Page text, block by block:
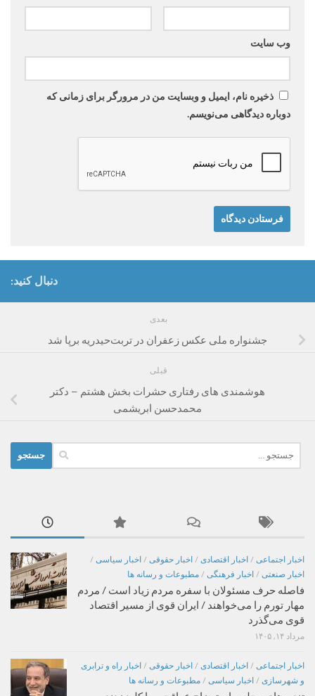
وب‌ سایت
ذخیره نام، ایمیل و وبسایت من در مرورگر برای زمانی که
دوباره دیدگاهی می‌نویسم.
دنبال کنید:
بعدی
جشنواره ملی عکس زعفران در تربت‌حیدریه برپا شد
قبلی
هوشمندی ‌های رفتاری حشرات بخش هشتم – دکتر
محمدحسن ابریشمى
برای:
اخبار اجتماعی / اخبار اقتصادی / اخبار حقوقی / اخبار سیاسی /
اخبار صنعتی / اخبار فرهنگی / مطبوعات و رسانه ها
فاصله حرف مسئولان با سفره مردم زیاد است / مردم
مهار تورم را می‌خواهند / ایران قوی از مسیر اقتصاد
قوی می‌گذرد
مرداد ۱۴, ۱۴۰۵
اخبار اجتماعی / اخبار اقتصادی / اخبار حقوقی / اخبار راه و ترابری
و شهرسازی / اخبار سیاسی / مطبوعات و رسانه ها